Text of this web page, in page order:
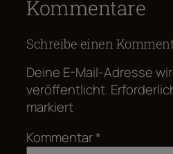
Kommentare
Schreibe einen
Deine E-Mail-Adresse
veröffentlicht.
markiert
Kommentar*